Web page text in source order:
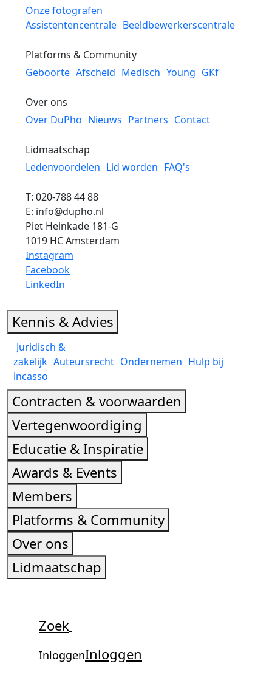
Onze fotografen
Assistentencentrale Beeldbewerkerscentrale
Platforms & Community
Geboorte Afscheid Medisch Young GKf
Over ons
Over DuPho Nieuws Partners Contact
Lidmaatschap
Ledenvoordelen Lid worden FAQ's
T: 020-788 44 88
E: info@dupho.nl
Piet Heinkade 181-G
1019 HC Amsterdam
Instagram
Facebook
LinkedIn
Kennis & Advies
Juridisch &
zakelijk Auteursrecht Ondernemen Hulp bij
incasso
Contracten & voorwaarden
Vertegenwoordiging
Educatie & Inspiratie
Awards & Events
Members
Platforms & Community
Over ons
Lidmaatschap
Zoek
InloggenInloggen